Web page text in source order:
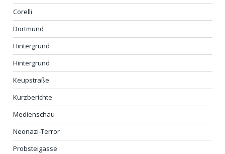
Corelli
Dortmund
Hintergrund
Hintergrund
Keupstraße
Kurzberichte
Medienschau
Neonazi-Terror
Probsteigasse